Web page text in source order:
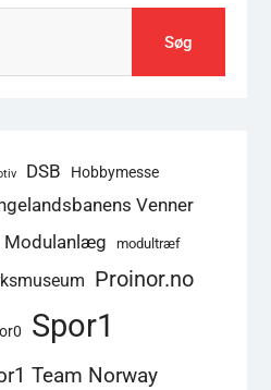
DSB Hobbymesse
Venner
Modulanlæg modultræf
Proinor.no
Spor1
Team Norway